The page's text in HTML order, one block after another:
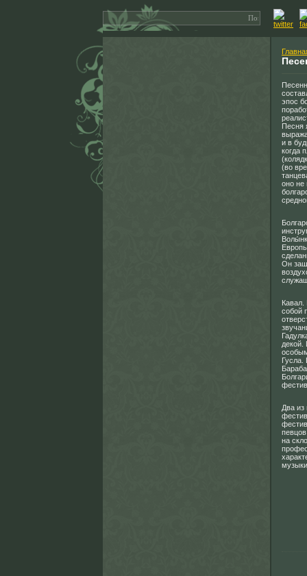
эпос
Песня
и в
когда
(во
оно не
Он
Кавал.
собой
декой.
Гусла.
Два из
на